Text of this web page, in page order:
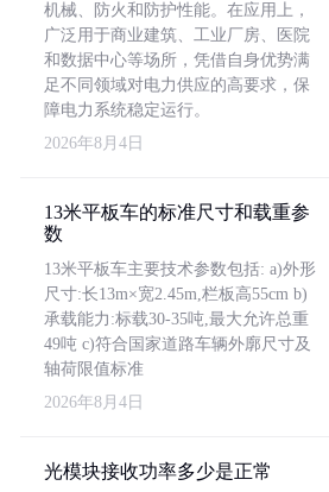
机械、防火和防护性能。在应用上，
广泛用于商业建筑、工业厂房、医院
和数据中心等场所，凭借自身优势满
足不同领域对电力供应的高要求，保
障电力系统稳定运行。
2026年8月4日
13米平板车的标准尺寸和载重参
数
13米平板车主要技术参数包括: a)外形
尺寸:长13m×宽2.45m,栏板高55cm b)
承载能力:标载30-35吨,最大允许总重
49吨 c)符合国家道路车辆外廓尺寸及
轴荷限值标准
2026年8月4日
光模块接收功率多少是正常